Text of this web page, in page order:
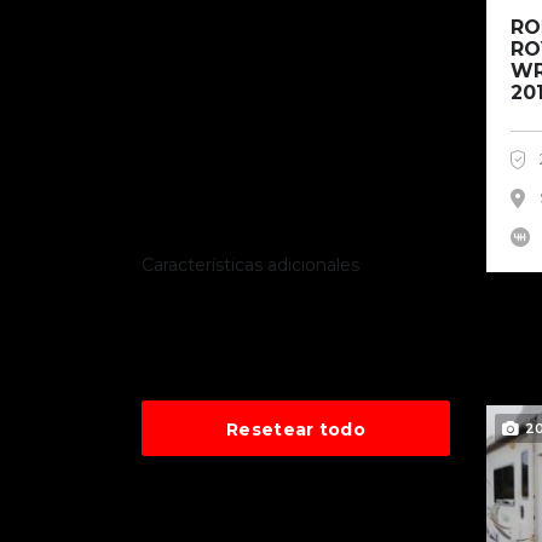
Características adicionales
Resetear todo 20